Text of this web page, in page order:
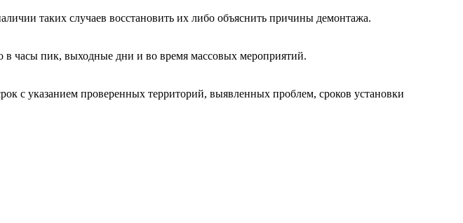
таких случаев восстановить их либо объяснить причины демонтажа.
в часы пик, выходные дни и во время массовых мероприятий.
с указанием проверенных территорий, выявленных проблем, сроков установки